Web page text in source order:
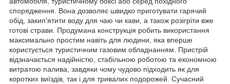
спорядження. Вона дозволяє швидко приготувати гарячий
обід, закип'ятити воду для чаю чи кави, а також розігріти вже
готові страви. Продумана конструкція робить використання
максимально простим навіть для людини, яка вперше
користується туристичним газовим обладнанням. Пристрій
відзначається надійністю, стабільною роботою та економною
витратою палива, завдяки чому чудово підходить як для
коротких виїздів, так і для тривалих подорожей. Сучасний